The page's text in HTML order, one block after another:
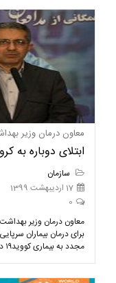
معاون درمان وزیر
ابتلای دوباره به
سازمان
17 اردیبهشت 1399
0
برای درمان بیماران
مجدد به بیماری کووید۱۹ در افرادی که یکبار مبتلا شده اند ثابت نشده است.